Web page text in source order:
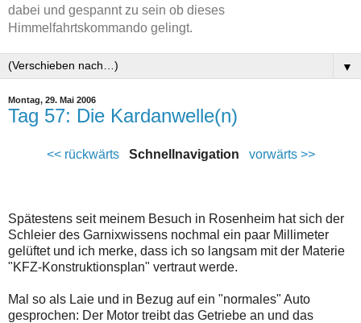
dabei und gespannt zu sein ob dieses
Himmelfahrtskommando gelingt.
▼
Montag, 29. Mai 2006
Tag 57: Die Kardanwelle(n)
<< rückwärtsSchnellnavigation vorwärts >>
Spätestens seit meinem Besuch in Rosenheim hat sich der
Schleier des Garnixwissens nochmal ein paar Millimeter
gelüftet und ich merke, dass ich so langsam mit der Materie
"KFZ-Konstruktionsplan" vertraut werde.
Mal so als Laie und in Bezug auf ein "normales" Auto
gesprochen: Der Motor treibt das Getriebe an und das